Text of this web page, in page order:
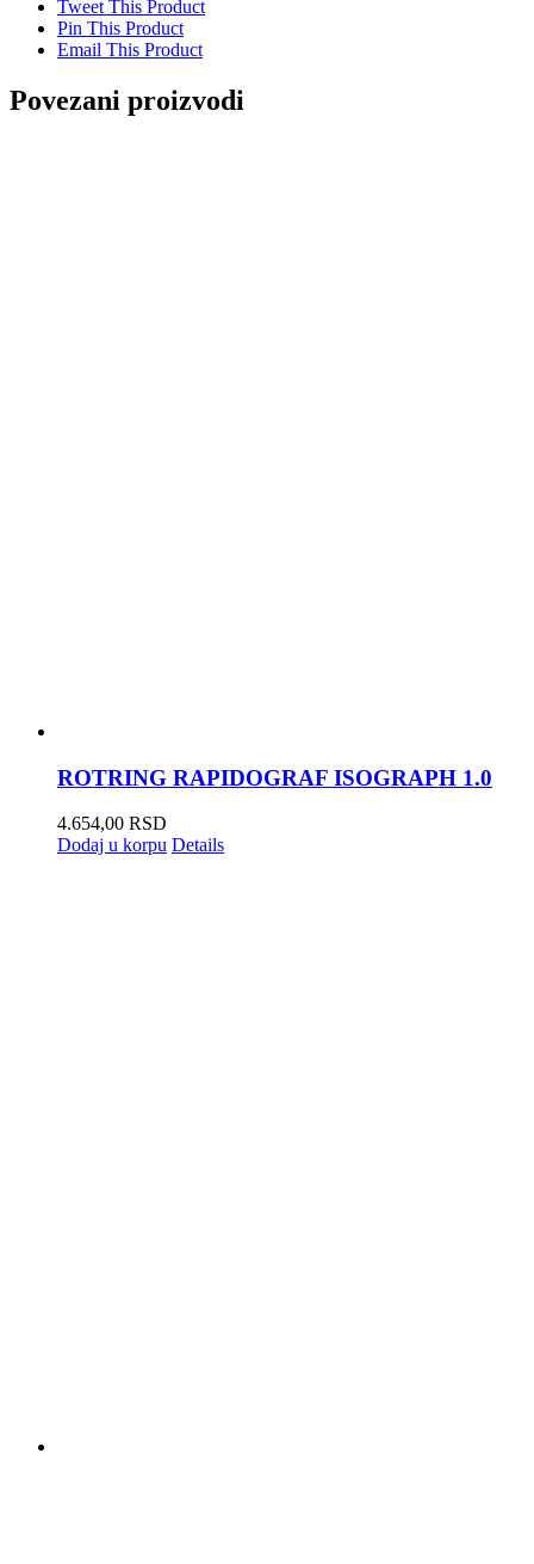
Tweet This Product
Pin This Product
Email This Product
Povezani proizvodi
ROTRING RAPIDOGRAF ISOGRAPH 1.0
4.654,00 RSD
Dodaj u korpu Details